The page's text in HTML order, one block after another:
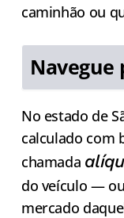
caminhão ou
Navegue
No estado de
calculado com
chamada
do veículo —
mercado